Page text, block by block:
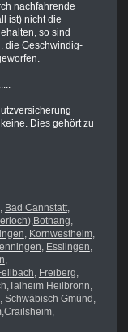
nachfahrende
ist) nicht die
so sind
die Geschwindig-
Dies gehört zu
, Bad Cannstatt,
),Botnang,
, Kornwestheim,
, Esslingen,
,
, Freiberg,
Heilbronn,
Schwäbisch Gmünd,